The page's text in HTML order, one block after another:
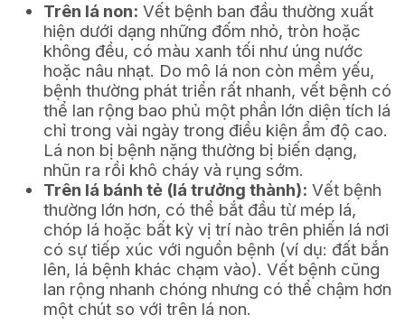
Trên lá non: Vết bệnh ban đầu thường xuất
hiện dưới dạng những đốm nhỏ, tròn hoặc
không đều, có màu xanh tối như úng nước
hoặc nâu nhạt. Do mô lá non còn mềm yếu,
bệnh thường phát triển rất nhanh, vết bệnh có
thể lan rộng bao phủ một phần lớn diện tích lá
chỉ trong vài ngày trong điều kiện ẩm độ cao.
Lá non bị bệnh nặng thường bị biến dạng,
nhũn ra rồi khô cháy và rụng sớm.
Trên lá bánh tẻ (lá trưởng thành): Vết bệnh
thường lớn hơn, có thể bắt đầu từ mép lá,
chóp lá hoặc bất kỳ vị trí nào trên phiến lá nơi
có sự tiếp xúc với nguồn bệnh (ví dụ: đất bắn
lên, lá bệnh khác chạm vào). Vết bệnh cũng
lan rộng nhanh chóng nhưng có thể chậm hơn
một chút so với trên lá non.